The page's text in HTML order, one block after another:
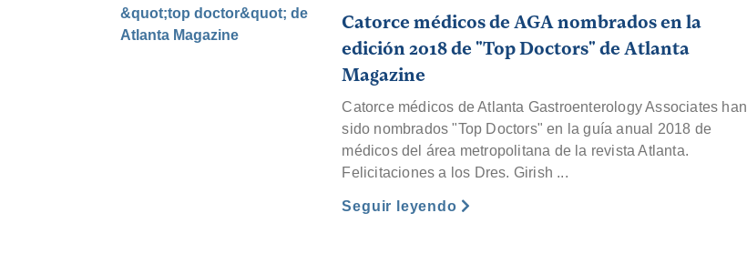
Catorce médicos de AGA nombrados en la
edición 2018 de "Top Doctors" de Atlanta
Magazine
Catorce médicos de Atlanta Gastroenterology Associates han
sido nombrados "Top Doctors" en la guía anual 2018 de
médicos del área metropolitana de la revista Atlanta.
Felicitaciones a los Dres. Girish ...
Seguir leyendo